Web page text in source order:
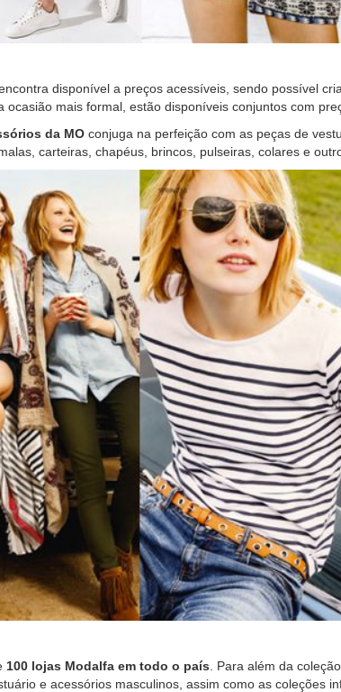
disponível a preços acessíveis, sendo possível
ocasião mais formal, estão disponíveis conjuntos com
da MO conjuga na perfeição com as peças de
carteiras, chapéus, brincos, pulseiras, colares e
100 lojas Modalfa em todo o país . Para além da
e acessórios masculinos, assim como as coleções